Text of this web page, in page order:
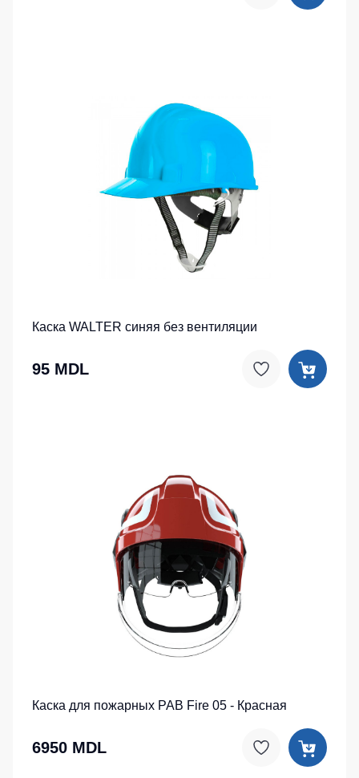
Каска WALTER синяя без вентиляции
95 MDL
Каска для пожарных PAB Fire 05 - Красная
6950 MDL